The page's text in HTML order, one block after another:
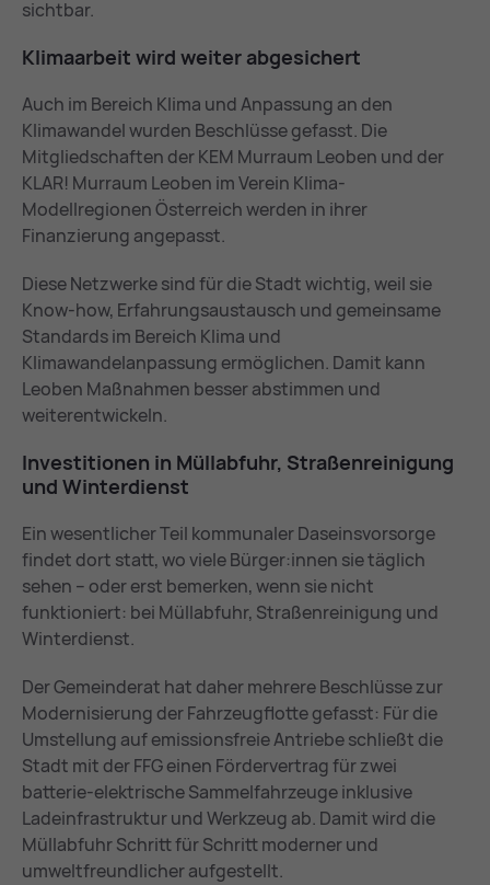
sichtbar.
Kli­maar­beit wird wei­ter ab­ge­si­chert
Auch im Bereich Klima und Anpassung an den
Klimawandel wurden Beschlüsse gefasst. Die
Mitgliedschaften der KEM Murraum Leoben und der
KLAR! Murraum Leoben im Verein Klima-
Modellregionen Österreich werden in ihrer
Finanzierung angepasst.
Diese Netzwerke sind für die Stadt wichtig, weil sie
Know-how, Erfahrungsaustausch und gemeinsame
Standards im Bereich Klima und
Klimawandelanpassung ermöglichen. Damit kann
Leoben Maßnahmen besser abstimmen und
weiterentwickeln.
In­ves­ti­tio­nen in Müll­ab­fuhr, Stra­ßen­rei­ni­gung
und Win­ter­dienst
Ein wesentlicher Teil kommunaler Daseinsvorsorge
findet dort statt, wo viele Bürger:innen sie täglich
sehen – oder erst bemerken, wenn sie nicht
funktioniert: bei Müllabfuhr, Straßenreinigung und
Winterdienst.
Der Gemeinderat hat daher mehrere Beschlüsse zur
Modernisierung der Fahrzeugflotte gefasst: Für die
Umstellung auf emissionsfreie Antriebe schließt die
Stadt mit der FFG einen Fördervertrag für zwei
batterie-elektrische Sammelfahrzeuge inklusive
Ladeinfrastruktur und Werkzeug ab. Damit wird die
Müllabfuhr Schritt für Schritt moderner und
umweltfreundlicher aufgestellt.